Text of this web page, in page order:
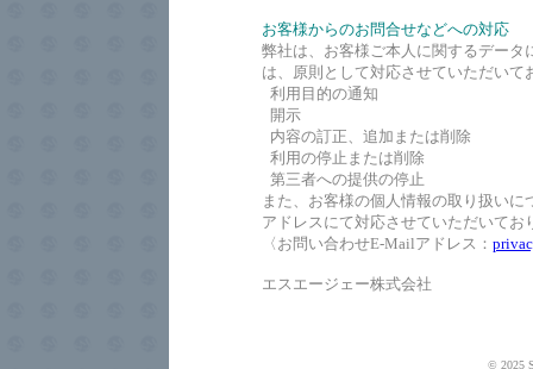
お客様からのお問合せなどへの対応
弊社は、お客様ご本人に関するデー
は、原則として対応させていただいて
利用目的の通知
開示
内容の訂正、追加または削除
利用の停止または削除
第三者への提供の停止
また、お客様の個人情報の取り扱い
アドレスにて対応させていただいてお
〈お問い合わせE-Mailアドレス：
エスエージェー株式会社
© 2025